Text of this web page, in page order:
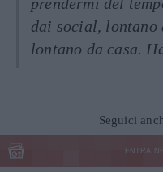
dai social, lontano
lontano da casa.
Seguici
ENTRA